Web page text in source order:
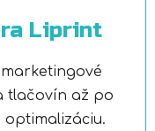
Liprint
tlačovín až po